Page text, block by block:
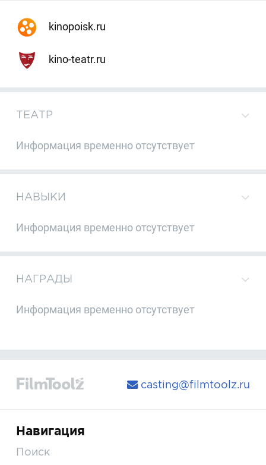
kinopoisk.ru
kino-teatr.ru
ТЕАТР
Информация временно отсутствует
НАВЫКИ
Информация временно отсутствует
НАГРАДЫ
Информация временно отсутствует
casting@filmtoolz.ru
Навигация
Поиск